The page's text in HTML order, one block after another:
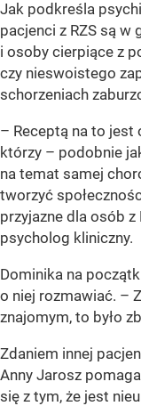
Jak podkreśla
pacjenci z RZS są w
i osoby cierpiące z
czy nieswoistego
schorzeniach
– Receptą na to
którzy – podobnie
na temat samej
tworzyć
przyjazne dla osób
psycholog kliniczny.
Dominika na
o niej rozmawiać. –
znajomym, to było
Zdaniem innej
Anny Jarosz
się z tym, że jest